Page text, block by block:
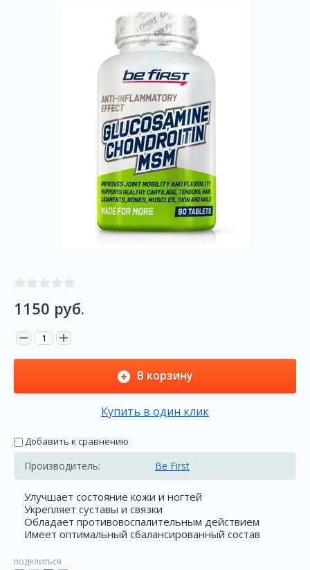
1150 руб.
− +
В корзину
Купить в один клик
Добавить к сравнению
Производитель: Be First
Улучшает состояние кожи и ногтей
Укрепляет суставы и связки
Обладает противовоспалительным действием
Имеет оптимальный сбалансированный состав
поделиться